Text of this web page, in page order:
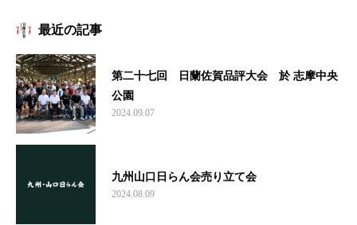
最近の記事
第二十七回 日蘭佐賀品評大会 於 志摩中央
公園
2024.09.07
九州山口日らん会売り立て会
2024.08.09